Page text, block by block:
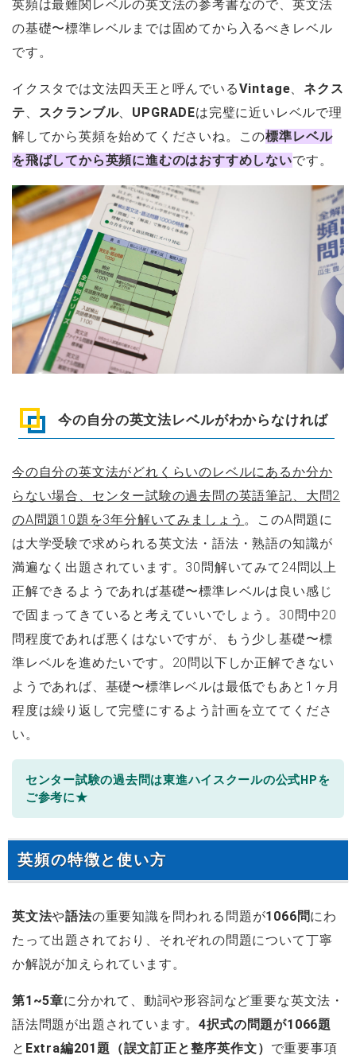
英頻は最難関レベルの英文法の参考書なので、英文法
の基礎〜標準レベルまでは固めてから入るべきレベル
です。
イクスタでは文法四天王と呼んでいるVintage、ネクス
テ、 スクランブル、 UPGRADEは完璧に近いレベルで理
解してから英頻を始めてくださいね。この標準レベル
を飛ばしてから英頻に進むのはおすすめしないです。
今の自分の英文法レベルがわからなければ
今の自分の英文法がどれくらいのレベルにあるか分か
らない場合、センター試験の過去問の英語筆記、大問2
のA問題10題を3年分解いてみましょう 。このA問題に
は大学受験で求められる英文法・語法・熟語の知識が
満遍なく出題されています。30問解いてみて24問以上
正解できるようであれば基礎〜標準レベルは良い感じ
で固まってきていると考えていいでしょう。30問中20
問程度であれば悪くはないですが、もう少し基礎〜標
準レベルを進めたいです。20問以下しか正解できない
ようであれば、基礎〜標準レベルは最低でもあと1ヶ月
程度は繰り返して完璧にするよう計画を立ててくださ
い。
センター試験の過去問は東進ハイスクールの公式HPを
ご参考に★
英頻の特徴と使い方
英文法や語法の重要知識を問われる問題が1066問にわ
たって出題されており、それぞれの問題について丁寧
か解説が加えられています。
第1~5章に分かれて、動詞や形容詞など重要な英文法・
語法問題が出題されています。4択式の問題が1066題
と Extra編201題（誤文訂正と整序英作文） で重要事項